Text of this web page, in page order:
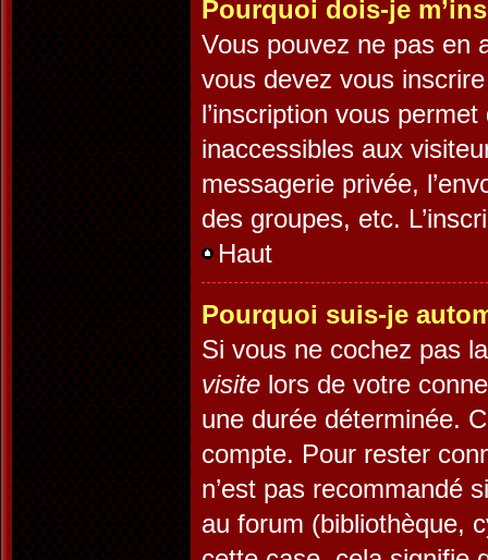
Pourquoi dois-je
Vous pouvez ne pas en
vous devez vous
l’inscription vous
inaccessibles aux
messagerie privée,
des groupes, etc.
Haut
Pourquoi suis-je
Si vous ne cochez pas
visite lors de votre
une durée déterminée.
compte. Pour rester
n’est pas recommandé
au forum (bibliothèque,